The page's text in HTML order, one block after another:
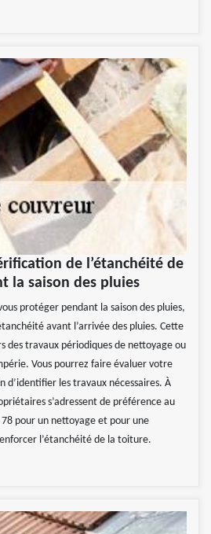
de l’étanchéité de
la saison des pluies
protéger pendant la saison des pluies,
avant l’arrivée des pluies. Cette
des travaux périodiques de nettoyage ou
Vous pourrez faire évaluer votre
d’identifier les travaux nécessaires. À
s’adressent de préférence au
pour un nettoyage et pour une
l’étanchéité de la toiture.